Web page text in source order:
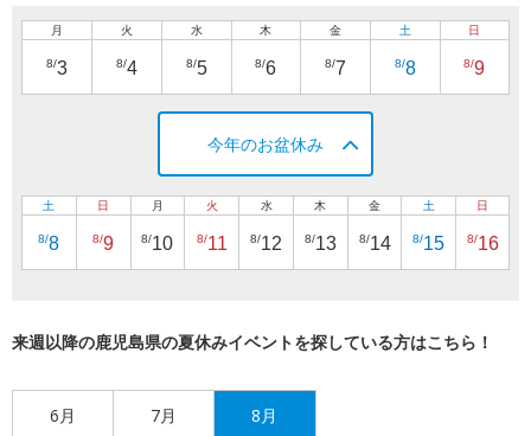
月
8/3
火
8/4
水
8/5
木
8/6
金
8/7
土
8/8
日
8/9
今年のお盆休み
土
8/8
日
8/9
月
8/10
火
8/11
水
8/12
木
8/13
金
8/14
土
8/15
日
8/16
来週以降の鹿児島県の夏休みイベントを探している方はこちら！
6月 7月 8月